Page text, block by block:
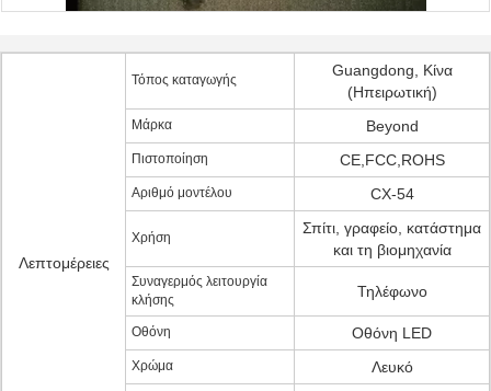
Λεπτομέρειες
Τόπος καταγωγής
Guangdong, Κίνα
(Ηπειρωτική)
Μάρκα Beyond
Πιστοποίηση CE,FCC,ROHS
Αριθμό μοντέλου CX-54
Χρήση
Σπίτι, γραφείο, κατάστημα
και τη βιομηχανία
Συναγερμός λειτουργία
κλήσης
Τηλέφωνο
Οθόνη Οθόνη LED
Χρώμα Λευκό